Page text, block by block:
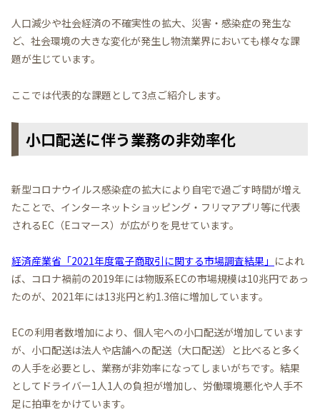
人口減少や社会経済の不確実性の拡大、災害・感染症の発生な
ど、社会環境の大きな変化が発生し物流業界においても様々な課
題が生じています。
ここでは代表的な課題として3点ご紹介します。
小口配送に伴う業務の非効率化
新型コロナウイルス感染症の拡大により自宅で過ごす時間が増え
たことで、インターネットショッピング・フリマアプリ等に代表
されるEC（Eコマース）が広がりを見せています。
経済産業省「2021年度電子商取引に関する市場調査結果」 によれ
ば、コロナ禍前の2019年には物販系ECの市場規模は10兆円であっ
たのが、2021年には13兆円と約1.3倍に増加しています。
ECの利用者数増加により、個人宅への小口配送が増加しています
が、小口配送は法人や店舗への配送（大口配送）と比べると多く
の人手を必要とし、業務が非効率になってしまいがちです。結果
としてドライバー1人1人の負担が増加し、労働環境悪化や人手不
足に拍車をかけています。